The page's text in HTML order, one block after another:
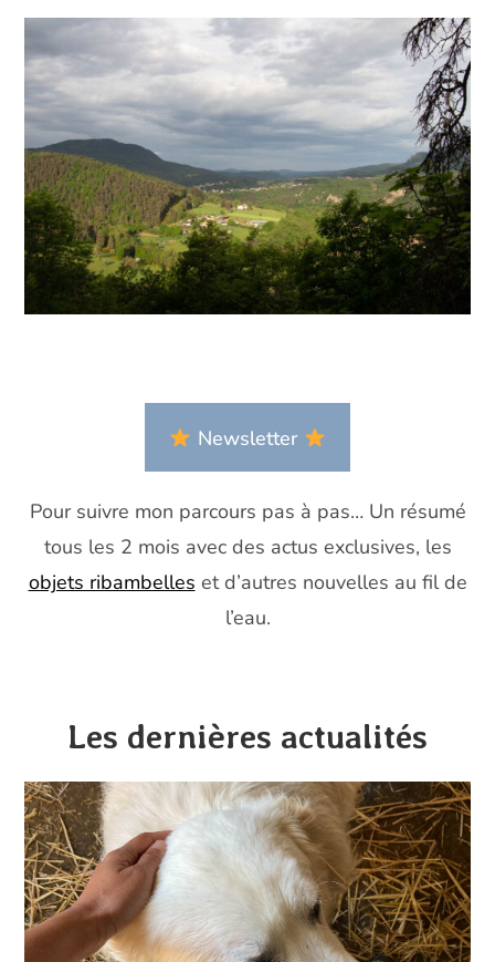
Newsletter
Pour suivre mon parcours pas à pas… Un résumé
tous les 2 mois avec des actus exclusives, les
objets ribambelles et d’autres nouvelles au fil de
l’eau.
Les dernières actualités